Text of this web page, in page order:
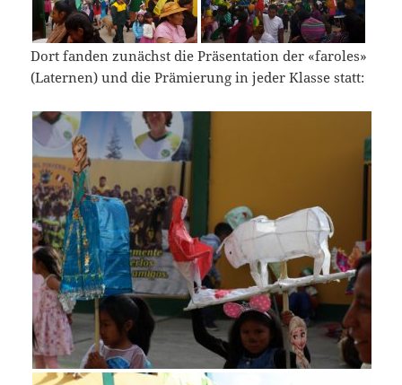
Dort fanden zunächst die Präsentation der «faroles»
(Laternen) und die Prämierung in jeder Klasse statt: